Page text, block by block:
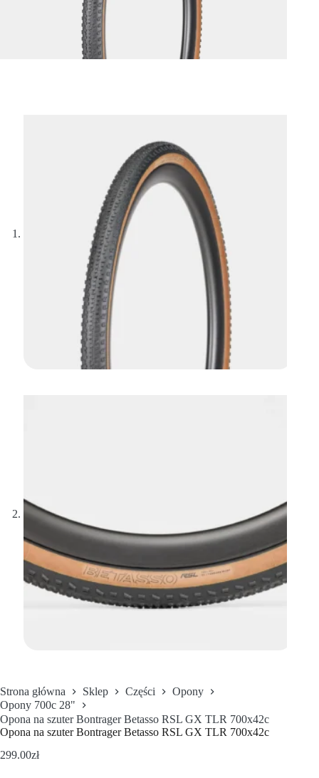
Strona główna Sklep Części
Opony
Opony 700c 28"
Opona na szuter Bontrager Betasso RSL GX TLR 700x42c
Opona na szuter Bontrager Betasso RSL GX TLR 700x42c
299.00zł